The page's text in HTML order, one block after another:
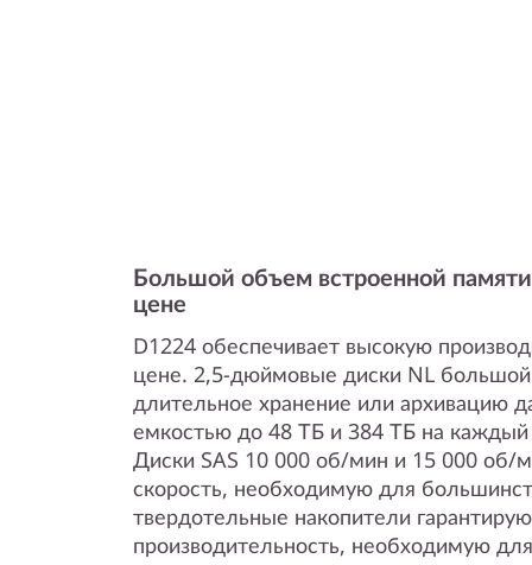
Большой объем встроенной
цене
D1224 обеспечивает высокую
цене. 2,5-дюймовые диски NL
длительное хранение или архивацию
емкостью до 48 ТБ и 384 ТБ на каждый
Диски SAS 10 000 об/мин и 15 000 об/
скорость, необходимую для
твердотельные накопители
производительность, необходимую